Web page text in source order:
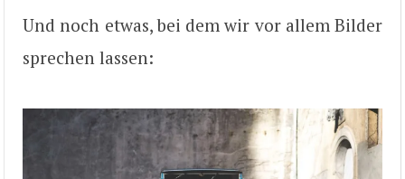
Und noch etwas, bei dem wir vor allem Bilder
sprechen lassen: